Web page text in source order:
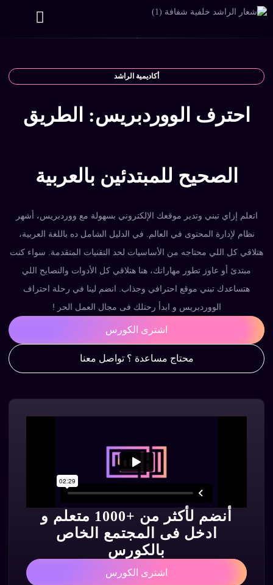
أكاديمية الراشد
احترف الووردبريس: الطريق
الصحيح للمبتدئين بالعربية
اتعلم إزاي تبني وتدير موقعك الإلكتروني بسهولة مع ووردبريس، أشهر
نظام لإدارة المحتوى في العالم. في الدليل الشامل ده باللغة العربية،
هتلاقي كل اللي محتاجه من الأساسيات لحد التقنيات المتقدمة. سواء كنت
مبتدئ أو عاوز تطور مهاراتك، هنا هتلاقي كل الأدوات والنصايح اللي
هتساعدك تبني موقع احترافي وجذاب. انضم لينا في رحلة احتراف
الووردبريس و ابدأ رحتلك فى مجال العمل الحر !
اشترى الكورس
محتاج مساعدة ؟ تواصل معنا
أنضم لأكثر من +1000 متعلم و
ادخل فى المجتمع الخاص
بالكورس
اشترى الكورس